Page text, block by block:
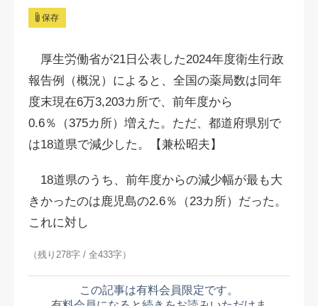
保存
厚生労働省が21日公表した2024年度衛生行政
報告例（概況）によると、全国の薬局数は同年
度末現在6万3,203カ所で、前年度から
0.6％（375カ所）増えた。ただ、都道府県別で
は18道県で減少した。【兼松昭夫】
18道県のうち、前年度からの減少幅が最も大
きかったのは鹿児島の2.6％（23カ所）だった。
これに対し
（残り278字 / 全433字）
この記事は有料会員限定です。